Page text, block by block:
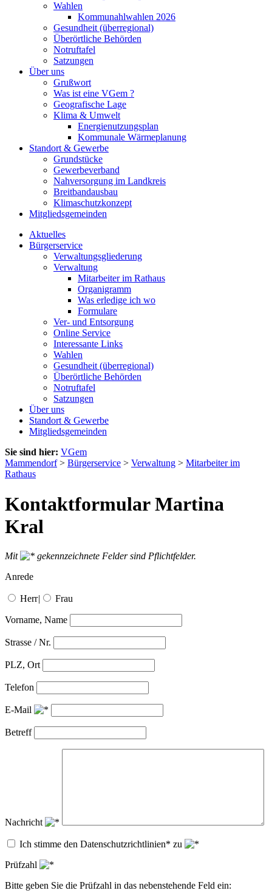
Wahlen
Kommunahlwahlen 2026
Gesundheit (überregional)
Überörtliche Behörden
Notruftafel
Satzungen
Über uns
Grußwort
Was ist eine VGem ?
Geografische Lage
Klima & Umwelt
Energienutzungsplan
Kommunale Wärmeplanung
Standort & Gewerbe
Grundstücke
Gewerbeverband
Nahversorgung im Landkreis
Breitbandausbau
Klimaschutzkonzept
Mitgliedsgemeinden
Aktuelles
Bürgerservice
Verwaltungsgliederung
Verwaltung
Mitarbeiter im Rathaus
Organigramm
Was erledige ich wo
Formulare
Ver- und Entsorgung
Online Service
Interessante Links
Wahlen
Gesundheit (überregional)
Überörtliche Behörden
Notruftafel
Satzungen
Über uns
Standort & Gewerbe
Mitgliedsgemeinden
Sie sind hier: VGem
Mammendorf> Bürgerservice > Verwaltung > Mitarbeiter im
Rathaus
Kontaktformular Martina
Kral
Mit
gekennzeichnete Felder sind Pflichtfelder.
Anrede
Herr| Frau
Vorname, Name
Strasse / Nr.
PLZ, Ort
Telefon
E-Mail
Betreff
Nachricht
Ich stimme den Datenschutzrichtlinien* zu
Prüfzahl
Bitte geben Sie die Prüfzahl in das nebenstehende Feld ein: